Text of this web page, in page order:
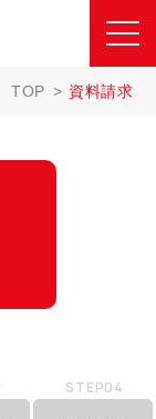
TOP 資料請求
STEP04